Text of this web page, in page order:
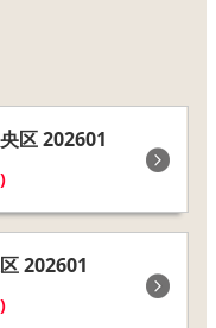
区 202601
202601